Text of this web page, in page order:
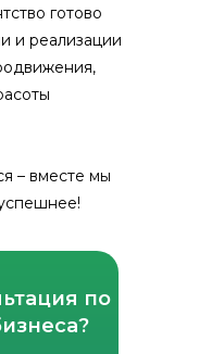
готово
и реализации
– вместе мы
по